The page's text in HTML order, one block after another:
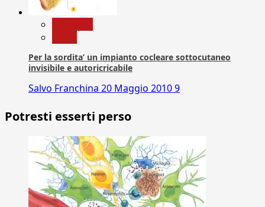
Per la sordita’ un impianto cocleare sottocutaneo
invisibile e autoricricabile
Salvo Franchina 20 Maggio 20109
Potresti esserti perso